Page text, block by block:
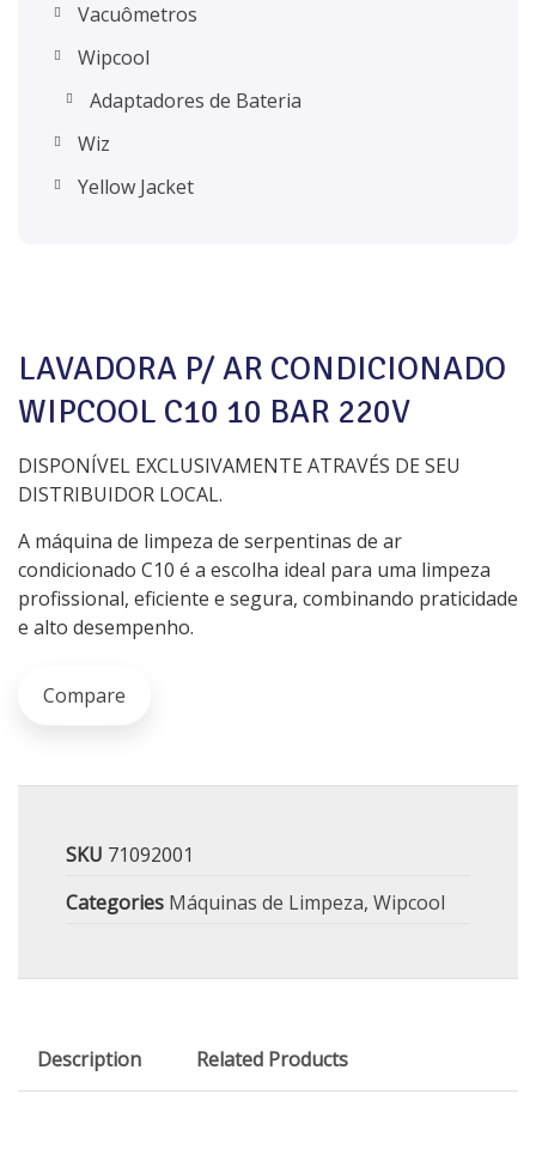
LAVADORA P/ AR CONDICIONADO
WIPCOOL C10 10 BAR 220V
DISPONÍVEL EXCLUSIVAMENTE ATRAVÉS DE SEU
DISTRIBUIDOR LOCAL.
A máquina de limpeza de serpentinas de ar
condicionado C10 é a escolha ideal para uma limpeza
profissional, eficiente e segura, combinando praticidade
e alto desempenho.
Compare
SKU 71092001
Categories Máquinas de Limpeza, Wipcool
Description Related Products
Vacuômetros
Wipcool
Adaptadores de Bateria
Wiz
Yellow Jacket